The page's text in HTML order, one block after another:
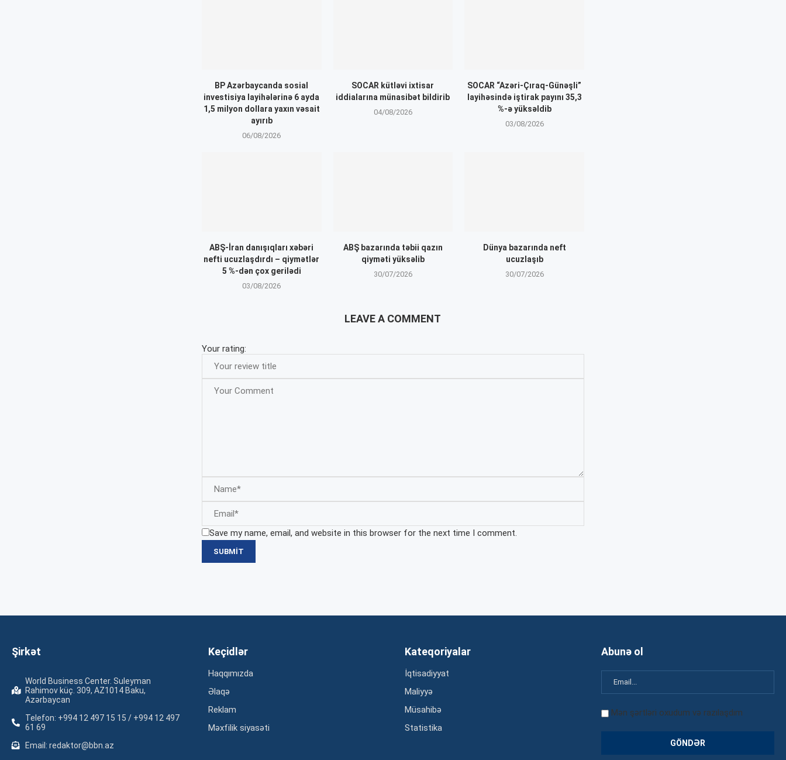
BP Azərbaycanda sosial
investisiya layihələrinə 6 ayda
1,5 milyon dollara yaxın vəsait
ayırıb
06/08/2026
SOCAR kütləvi ixtisar
iddialarına münasibət bildirib
04/08/2026
SOCAR “Azəri-Çıraq-Günəşli”
layihəsində iştirak payını 35,3
%-ə yüksəldib
03/08/2026
ABŞ-İran danışıqları xəbəri
nefti ucuzlaşdırdı – qiymətlər
5 %-dən çox gerilədi
03/08/2026
ABŞ bazarında təbii qazın
qiyməti yüksəlib
30/07/2026
Dünya bazarında neft
ucuzlaşıb
30/07/2026
LEAVE A COMMENT
Your rating:
Save my name, email, and website in this browser for the next time I comment.
Şirkət
World Business Center. Suleyman
Rahimov küç. 309, AZ1014 Baku,
Azərbaycan
Telefon: +994 12 497 15 15 / +994 12 497
61 69
Email: redaktor@bbn.az
Keçidlər
Haqqımızda
Əlaqə
Reklam
Məxfilik siyasəti
Kateqoriyalar
İqtisadiyyat
Maliyyə
Müsahibə
Statistika
Abunə ol
Mən şərtləri oxudum və razılaşdım